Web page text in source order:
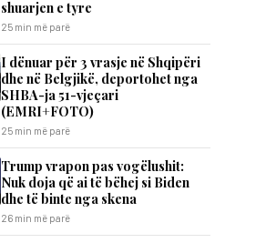
shuarjen e tyre
25 min më parë
I dënuar për 3 vrasje në Shqipëri
dhe në Belgjikë, deportohet nga
SHBA-ja 51-vjeçari
(EMRI+FOTO)
25 min më parë
Trump vrapon pas vogëlushit:
Nuk doja që ai të bëhej si Biden
dhe të binte nga skena
26 min më parë